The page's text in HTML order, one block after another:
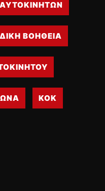
ΒΟΗΘΕΙΑ
ΚΟΚ